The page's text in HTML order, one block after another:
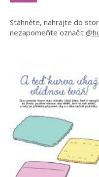
Stáhněte, nahrajte do
nezapomeňte označit